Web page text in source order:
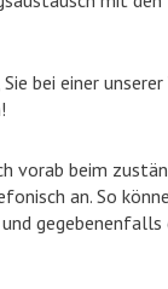
bei einer
vorab beim
an. So
gegebenenfalls